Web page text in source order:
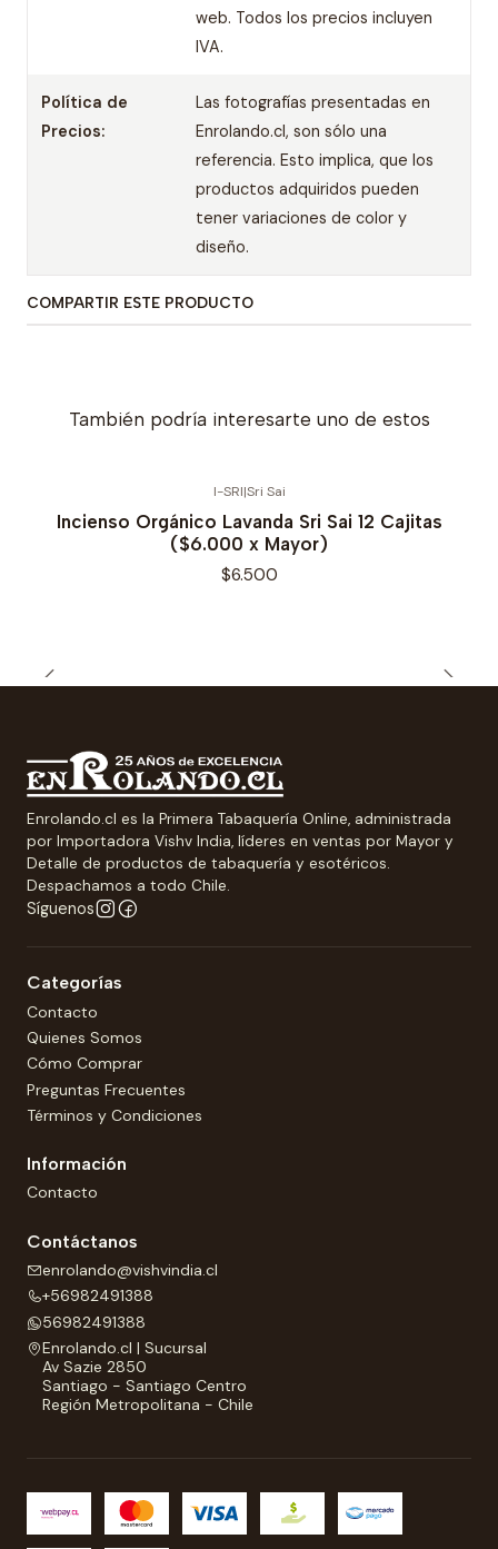
web. Todos los precios incluyen
IVA.
Política de
Precios:
Las fotografías presentadas en
Enrolando.cl, son sólo una
referencia. Esto implica, que los
productos adquiridos pueden
tener variaciones de color y
diseño.
COMPARTIR ESTE PRODUCTO
También podría interesarte uno de estos
I-SRI|Sri Sai
Incienso Orgánico Lavanda Sri Sai 12 Cajitas
($6.000 x Mayor)
$6.500
Enrolando.cl es la Primera Tabaquería Online, administrada
por Importadora Vishv India, líderes en ventas por Mayor y
Detalle de productos de tabaquería y esotéricos.
Despachamos a todo Chile.
Síguenos
Categorías
Contacto
Quienes Somos
Cómo Comprar
Preguntas Frecuentes
Términos y Condiciones
Información
Contacto
Contáctanos
enrolando@vishvindia.cl
+56982491388
56982491388
Enrolando.cl | Sucursal
Av Sazie 2850
Santiago - Santiago Centro
Región Metropolitana - Chile